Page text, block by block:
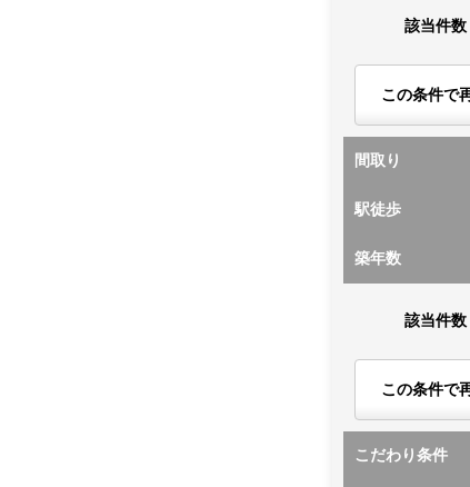
該当件数
この条件で
間取り
駅徒歩
築年数
該当件数
この条件で
こだわり条件